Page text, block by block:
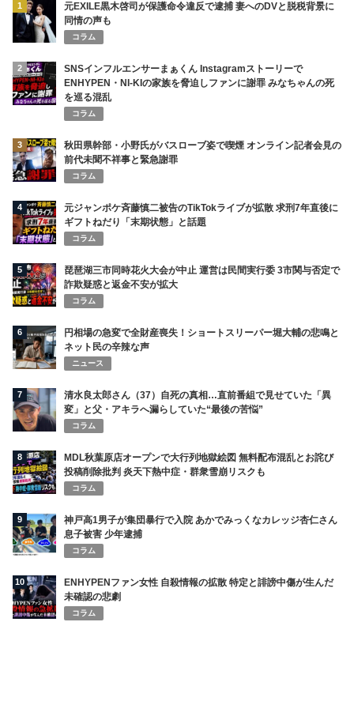
1
元EXILE黒木啓司が保護命令違反で逮捕 妻へのDVと脱税背景に
同情の声も
コラム
2
SNSインフルエンサーまぁくん Instagramストーリーで
ENHYPEN・NI-KIの家族を脅迫しファンに謝罪 みなちゃんの死
を巡る混乱
コラム
3
秋田県幹部・小野氏がバスローブ姿で喫煙 オンライン記者会見の
前代未聞不祥事と緊急謝罪
コラム
4
元ジャンポケ斉藤慎二被告のTikTokライブが拡散 求刑7年直後に
ギフトねだり「末期状態」と話題
コラム
5
琵琶湖三市同時花火大会が中止 運営は民間実行委 3市関与否定で
詐欺疑惑と返金不安が拡大
コラム
6
円相場の急変で全財産喪失！ショートスリーパー堀大輔の悲鳴と
ネット民の辛辣な声
ニュース
7
清水良太郎さん（37）自死の真相…直前番組で見せていた「異
変」と父・アキラへ漏らしていた“最後の苦悩”
コラム
8
MDL秋葉原店オープンで大行列地獄絵図 無料配布混乱とお詫び
投稿削除批判 炎天下熱中症・群衆雪崩リスクも
コラム
9
神戸高1男子が集団暴行で入院 あかでみっくなカレッジ杏仁さん
息子被害 少年逮捕
コラム
10
ENHYPENファン女性 自殺情報の拡散 特定と誹謗中傷が生んだ
未確認の悲劇
コラム